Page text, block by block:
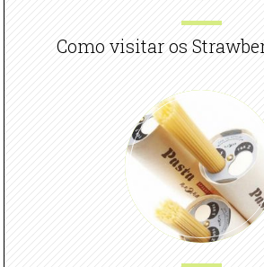
Como visitar os